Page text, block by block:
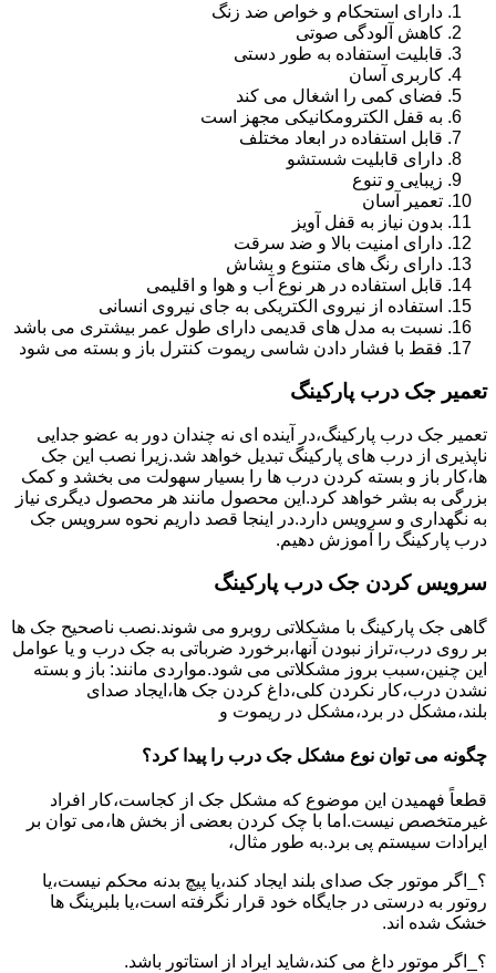
دارای استحکام و خواص ضد زنگ
کاهش آلودگی صوتی
قابلیت استفاده به طور دستی
کاربری آسان
فضای کمی را اشغال می کند
به قفل الکترومکانیکی مجهز است
قابل استفاده در ابعاد مختلف
دارای قابلیت شستشو
زیبایی و تنوع
تعمیر آسان
بدون نیاز به قفل آویز
دارای امنیت بالا و ضد سرقت
دارای رنگ های متنوع و بشاش
قابل استفاده در هر نوع آب و هوا و اقلیمی
استفاده از نیروی الکتریکی به جای نیروی انسانی
نسبت به مدل های قدیمی دارای طول عمر بیشتری می باشد
فقط با فشار دادن شاسی ریموت کنترل باز و بسته می شود
تعمیر جک درب پارکینگ
تعمیر جک درب پارکینگ،در آینده ای نه چندان دور به عضو جدایی
ناپذیری از درب های پارکینگ تبدیل خواهد شد.زیرا نصب این جک
ها،کار باز و بسته کردن درب ها را بسیار سهولت می بخشد و کمک
بزرگی به بشر خواهد کرد.این محصول مانند هر محصول دیگری نیاز
به نگهداری و سرویس دارد.در اینجا قصد داریم نحوه سرویس جک
درب پارکینگ را آموزش دهیم.
سرویس کردن جک درب پارکینگ
گاهی جک پارکینگ با مشکلاتی روبرو می شوند.نصب ناصحیح جک ها
بر روی درب،تراز نبودن آنها،برخورد ضرباتی به جک درب و یا عوامل
این چنین،سبب بروز مشکلاتی می شود.مواردی مانند: باز و بسته
نشدن درب،کار نکردن کلی،داغ کردن جک ها،ایجاد صدای
بلند،مشکل در برد،مشکل در ریموت و
چگونه می توان نوع مشکل جک درب را پیدا کرد؟
قطعاً فهمیدن این موضوع که مشکل جک از کجاست،کار افراد
غیرمتخصص نیست.اما با چک کردن بعضی از بخش ها،می توان بر
ایرادات سیستم پی برد.به طور مثال،
؟_اگر موتور جک صدای بلند ایجاد کند،یا پیچ بدنه محکم نیست،یا
روتور به درستی در جایگاه خود قرار نگرفته است،یا بلبرینگ ها
خشک شده اند.
؟_اگر موتور داغ می کند،شاید ایراد از استاتور باشد.